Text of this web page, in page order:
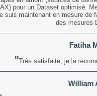
pour un Dataset optimisé.
suis maintenant en mesure de
des mesures
Fatiha
Très satisfaite, je la
William